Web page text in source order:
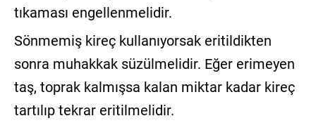
tıkaması engellenmelidir.
Sönmemiş kireç kullanıyorsak eritildikten
sonra muhakkak süzülmelidir. Eğer erimeyen
taş, toprak kalmışsa kalan miktar kadar kireç
tartılıp tekrar eritilmelidir.